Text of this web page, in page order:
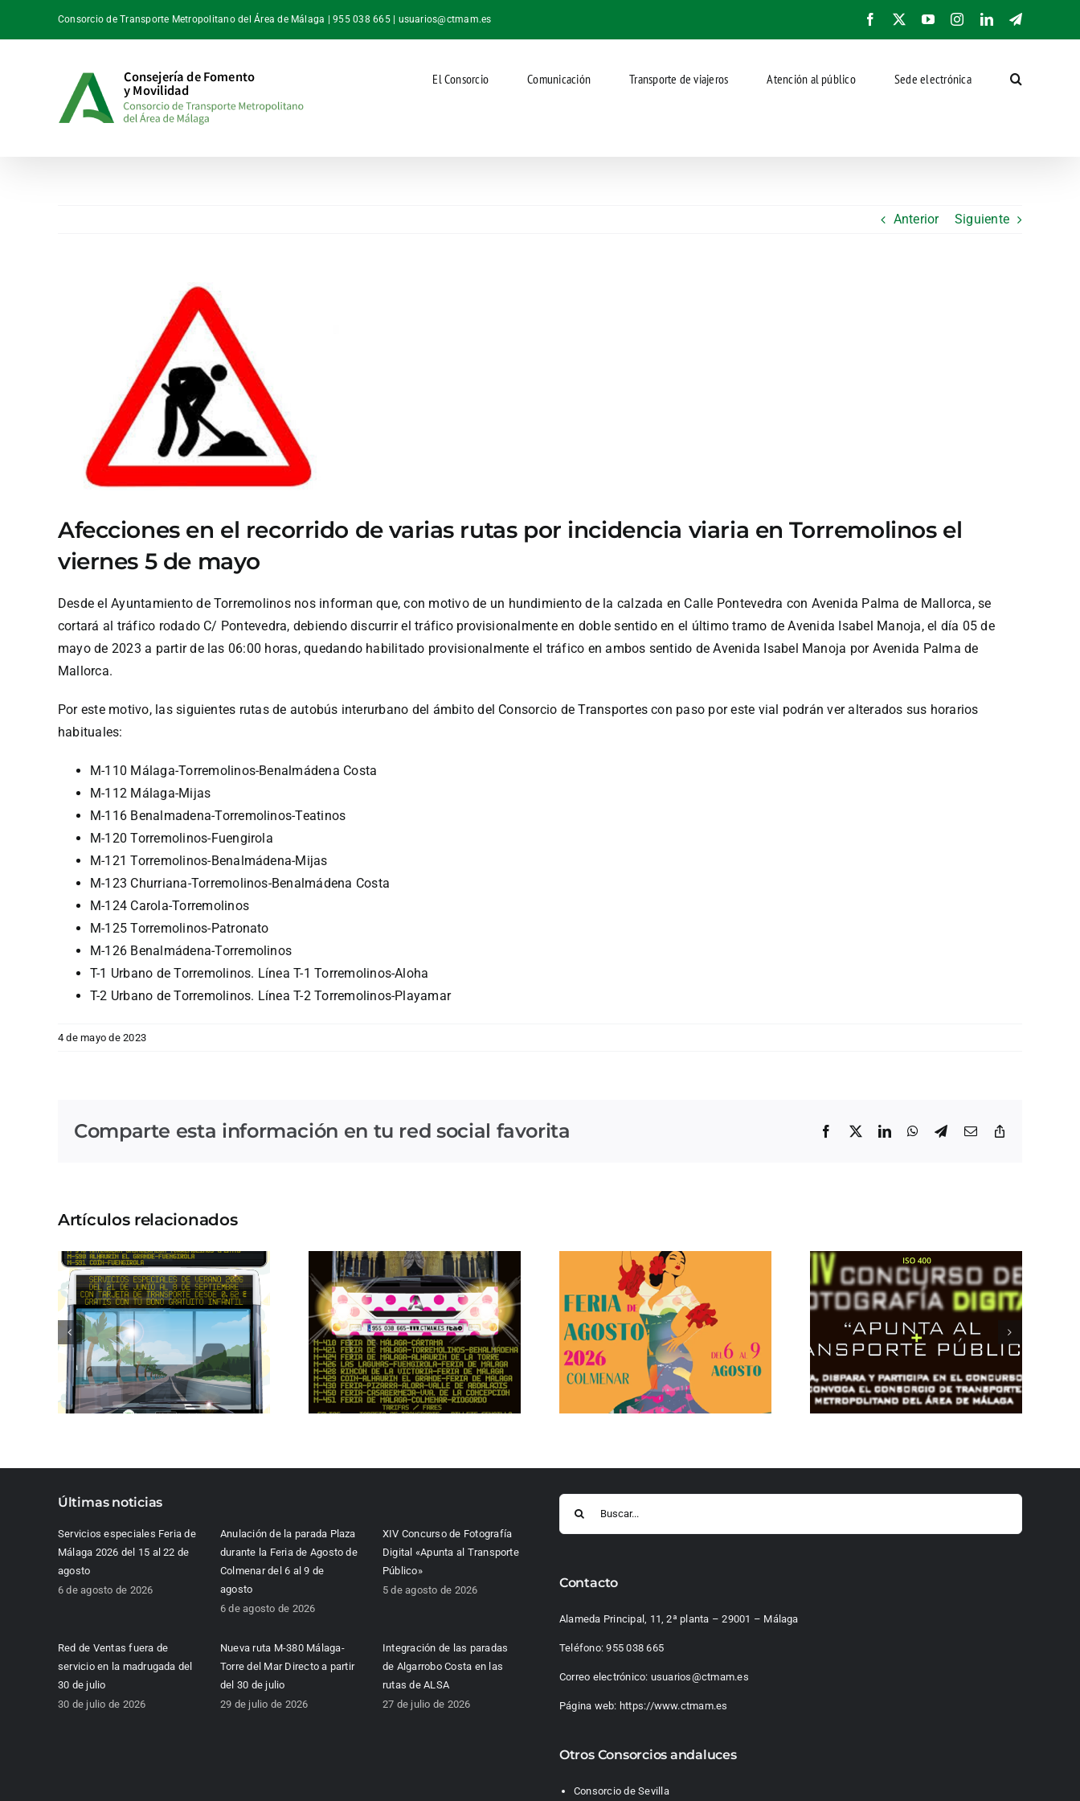
Consorcio de Transporte Metropolitano del Área de Málaga | 955 038 665 | usuarios@ctmam.es Facebook YouTubeInstagramLinkedInTelegram
El Consorcio Comunicación Transporte de viajeros Atención al público Sede electrónica
Anterior Siguiente
Afecciones en el recorrido de varias rutas por incidencia viaria en Torremolinos el
viernes 5 de mayo
Desde el Ayuntamiento de Torremolinos nos informan que, con motivo de un hundimiento de la calzada en Calle Pontevedra con Avenida Palma de Mallorca, se
cortará al tráfico rodado C/ Pontevedra, debiendo discurrir el tráfico provisionalmente en doble sentido en el último tramo de Avenida Isabel Manoja, el día 05 de
mayo de 2023 a partir de las 06:00 horas, quedando habilitado provisionalmente el tráfico en ambos sentido de Avenida Isabel Manoja por Avenida Palma de
Mallorca.
Por este motivo, las siguientes rutas de autobús interurbano del ámbito del Consorcio de Transportes con paso por este vial podrán ver alterados sus horarios
habituales:
M-110 Málaga-Torremolinos-Benalmádena Costa
M-112 Málaga-Mijas
M-116 Benalmadena-Torremolinos-Teatinos
M-120 Torremolinos-Fuengirola
M-121 Torremolinos-Benalmádena-Mijas
M-123 Churriana-Torremolinos-Benalmádena Costa
M-124 Carola-Torremolinos
M-125 Torremolinos-Patronato
M-126 Benalmádena-Torremolinos
T-1 Urbano de Torremolinos. Línea T-1 Torremolinos-Aloha
T-2 Urbano de Torremolinos. Línea T-2 Torremolinos-Playamar
4 de mayo de 2023
Comparte esta información en tu red social favorita Facebook
X LinkedInWhatsApp
Telegram
Correo
Artículos relacionados
Últimas noticias
Servicios especiales Feria de
Málaga 2026 del 15 al 22 de
agosto
6 de agosto de 2026
Anulación de la parada Plaza
durante la Feria de Agosto de
Colmenar del 6 al 9 de
agosto
6 de agosto de 2026
XIV Concurso de Fotografía
Digital «Apunta al Transporte
Público»
5 de agosto de 2026
Red de Ventas fuera de
servicio en la madrugada del
30 de julio
30 de julio de 2026
Nueva ruta M-380 Málaga-
Torre del Mar Directo a partir
del 30 de julio
29 de julio de 2026
Integración de las paradas
de Algarrobo Costa en las
rutas de ALSA
27 de julio de 2026
Buscar:
Contacto
Alameda Principal, 11, 2ª planta – 29001 – Málaga
Teléfono:955 038 665
Correo electrónico: usuarios@ctmam.es
Página web: https://www.ctmam.es
Otros Consorcios andaluces
Consorcio de Sevilla